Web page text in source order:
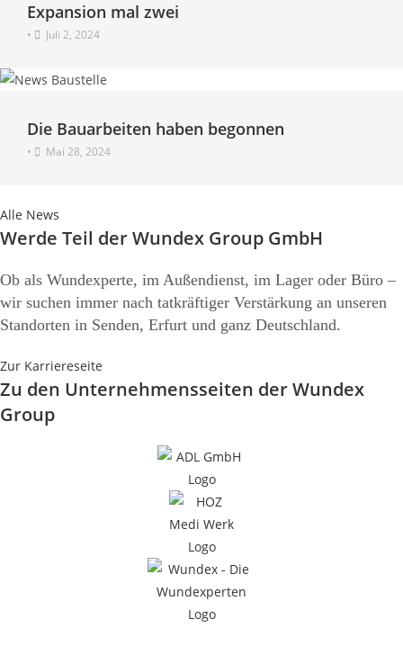
Expansion mal zwei
• Juli 2, 2024
Die Bauarbeiten haben begonnen
• Mai 28, 2024
Alle News
Werde Teil der Wundex Group GmbH
Ob als Wundexperte, im Außendienst, im Lager oder Büro –
wir suchen immer nach tatkräftiger Verstärkung an unseren
Standorten in Senden, Erfurt und ganz Deutschland.
Zur Karriereseite
Zu den Unternehmensseiten der Wundex
Group